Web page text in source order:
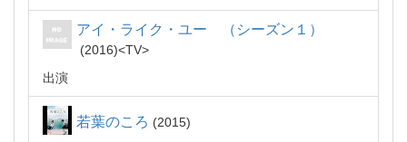
アイ・ライク・ユー （シーズン１）
2016
TV
出演
若葉のころ 2015